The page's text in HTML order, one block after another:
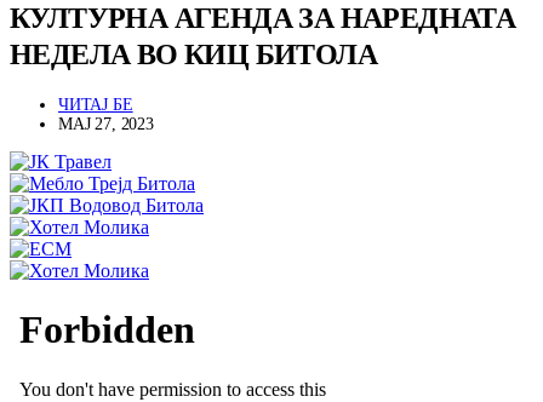
КУЛТУРНА АГЕНДА ЗА НАРЕДНАТА
НЕДЕЛА ВО КИЦ БИТОЛА
ЧИТАЈ БЕ
МАЈ 27, 2023